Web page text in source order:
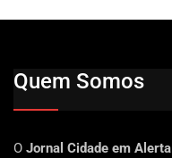
Quem Somos
O Jornal Cidade em Alerta